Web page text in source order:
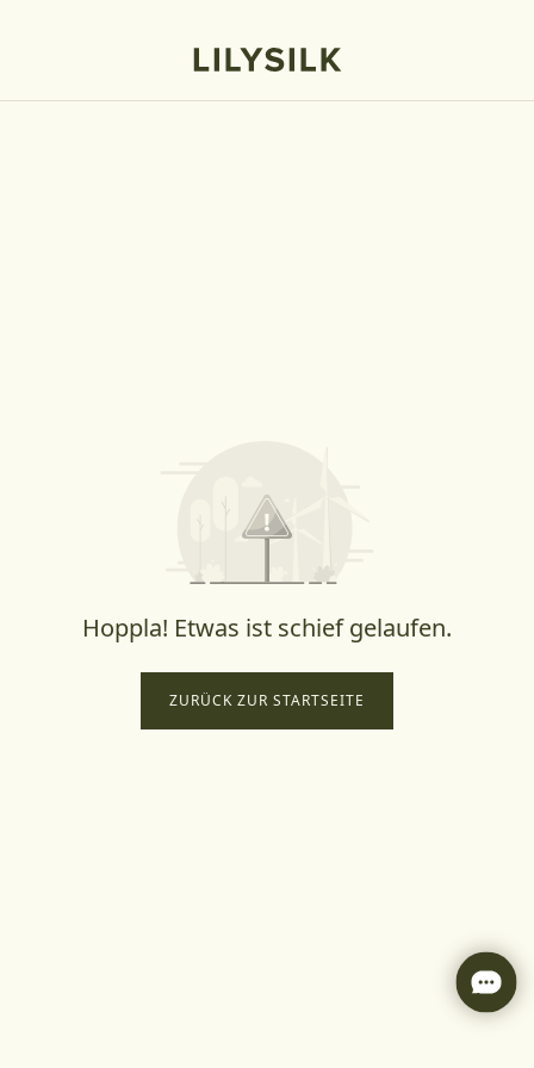
Hoppla! Etwas ist schief gelaufen.
ZURÜCK ZUR STARTSEITE